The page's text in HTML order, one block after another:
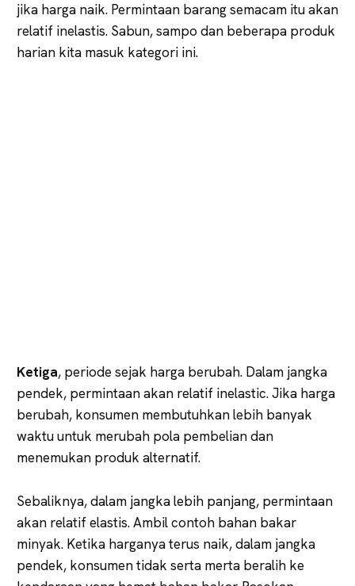
jika harga naik. Permintaan barang semacam itu akan
relatif inelastis. Sabun, sampo dan beberapa produk
harian kita masuk kategori ini.
Ketiga, periode sejak harga berubah. Dalam jangka
pendek, permintaan akan relatif inelastic. Jika harga
berubah, konsumen membutuhkan lebih banyak
waktu untuk merubah pola pembelian dan
menemukan produk alternatif.
Sebaliknya, dalam jangka lebih panjang, permintaan
akan relatif elastis. Ambil contoh bahan bakar
minyak. Ketika harganya terus naik, dalam jangka
pendek, konsumen tidak serta merta beralih ke